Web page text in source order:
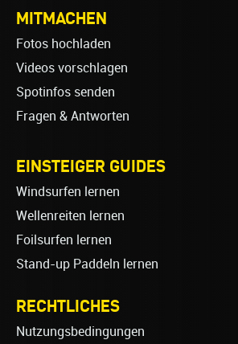
MITMACHEN
Fotos hochladen
Videos vorschlagen
Spotinfos senden
Fragen & Antworten
EINSTEIGER GUIDES
Windsurfen lernen
Wellenreiten lernen
Foilsurfen lernen
Stand-up Paddeln lernen
RECHTLICHES
Nutzungsbedingungen